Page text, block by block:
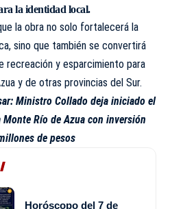
la identidad local.
la obra no solo fortalecerá la
sino que también se convertirá
recreación y esparcimiento para
y de otras provincias del Sur.
Ministro Collado deja iniciado el
Monte Río de Azua con inversión
de pesos
Horóscopo del 7 de